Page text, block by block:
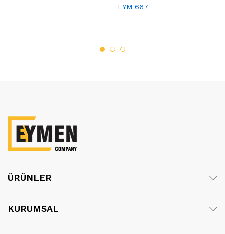
EYM 667
ÜRÜNLER
KURUMSAL